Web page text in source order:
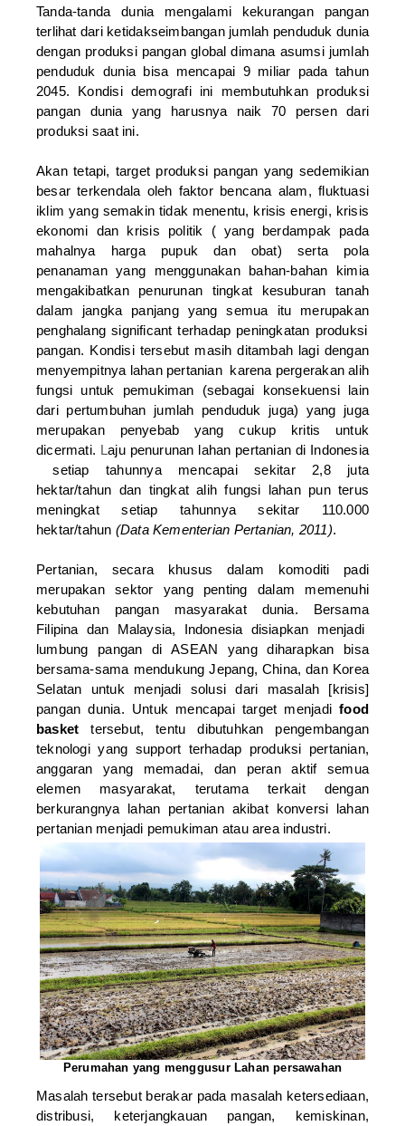
Tanda-tanda dunia mengalami kekurangan pangan
terlihat dari ketidakseimbangan jumlah penduduk dunia
dengan produksi pangan global dimana asumsi jumlah
penduduk dunia bisa mencapai 9 miliar pada tahun
2045. Kondisi demografi ini membutuhkan produksi
pangan dunia yang harusnya naik 70 persen dari
produksi saat ini.
Akan tetapi, target produksi pangan yang sedemikian
besar terkendala oleh faktor bencana alam, fluktuasi
iklim yang semakin tidak menentu, krisis energi, krisis
ekonomi dan krisis politik ( yang berdampak pada
mahalnya harga pupuk dan obat) serta pola
penanaman yang menggunakan bahan-bahan kimia
mengakibatkan penurunan tingkat kesuburan tanah
dalam jangka panjang yang semua itu merupakan
penghalang significant terhadap peningkatan produksi
pangan. Kondisi tersebut masih ditambah lagi dengan
menyempitnya lahan pertanian karena pergerakan alih
fungsi untuk pemukiman (sebagai konsekuensi lain
dari pertumbuhan jumlah penduduk juga) yang juga
merupakan penyebab yang cukup kritis untuk
dicermati. Laju penurunan lahan pertanian di Indonesia
setiap tahunnya mencapai sekitar 2,8 juta
hektar/tahun dan tingkat alih fungsi lahan pun terus
meningkat setiap tahunnya sekitar 110.000
hektar/tahun (Data Kementerian Pertanian, 2011).
Pertanian, secara khusus dalam komoditi padi
merupakan sektor yang penting dalam memenuhi
kebutuhan pangan masyarakat dunia. Bersama
Filipina dan Malaysia, Indonesia disiapkan menjadi
lumbung pangan di ASEAN yang diharapkan bisa
bersama-sama mendukung Jepang, China, dan Korea
Selatan untuk menjadi solusi dari masalah [krisis]
pangan dunia. Untuk mencapai target menjadifood
basket tersebut, tentu dibutuhkan pengembangan
teknologi yang support terhadap produksi pertanian,
anggaran yang memadai, dan peran aktif semua
elemen masyarakat, terutama terkait dengan
berkurangnya lahan pertanian akibat konversi lahan
pertanian menjadi pemukiman atau area industri.
Perumahan yang menggusur Lahan persawahan
Masalah tersebut berakar pada masalah ketersediaan,
distribusi, keterjangkauan pangan, kemiskinan,